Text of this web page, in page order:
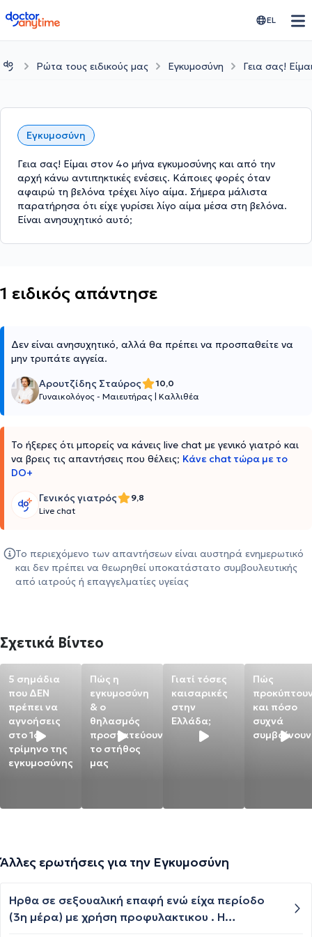
doctoranytime EL
Ρώτα τους ειδικούς μας Εγκυμοσύνη Γεια σας!
Εγκυμοσύνη
Γεια σας! Είμαι στον 4ο μήνα εγκυμοσύνης και από την
αρχή κάνω αντιπηκτικές ενέσεις. Κάποιες φορές όταν
αφαιρώ τη βελόνα τρέχει λίγο αίμα. Σήμερα μάλιστα
παρατήρησα ότι είχε γυρίσει λίγο αίμα μέσα στη βελόνα.
Είναι ανησυχητικό αυτό;
1 ειδικός απάντησε
Δεν είναι ανησυχητικό, αλλά θα πρέπει να προσπαθείτε να
μην τρυπάτε αγγεία.
Αρουτζίδης Σταύρος
10,0
Γυναικολόγος - Μαιευτήρας Καλλιθέα
Το ήξερες ότι μπορείς να κάνεις live chat με γενικό γιατρό και
να βρεις τις απαντήσεις που θέλεις; Κάνε chat τώρα με το
DO+
Γενικός γιατρός
9,8
Live chat
Το περιεχόμενο των απαντήσεων είναι αυστηρά ενημερωτικό
και δεν πρέπει να θεωρηθεί υποκατάστατο συμβουλευτικής
από ιατρούς ή επαγγελματίες υγείας
Σχετικά Βίντεο
5 σημάδια
που ΔΕΝ
πρέπει να
αγνοήσεις
στο 1ο
τρίμηνο της
εγκυμοσύνης
Πώς η
εγκυμοσύνη
& ο
θηλασμός
προστατεύουν
το στήθος
μας
Γιατί τόσες
καισαρικές
στην
Ελλάδα;
Πώς
και πόσο
συχνά
Άλλες ερωτήσεις για την Εγκυμοσύνη
Ηρθα σε σεξουαλική επαφή ενώ είχα περίοδο
(3η μέρα) με χρήση προφυλακτικου . Η